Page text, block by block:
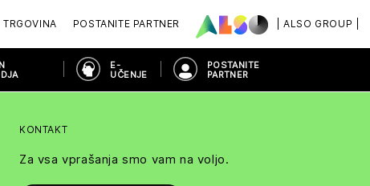
| ALSO GROUP |
TRGOVINA POSTANITE PARTNER
E-
UČENJE
POSTANITE
PARTNER
KONTAKT
Za vsa vprašanja smo vam na voljo.